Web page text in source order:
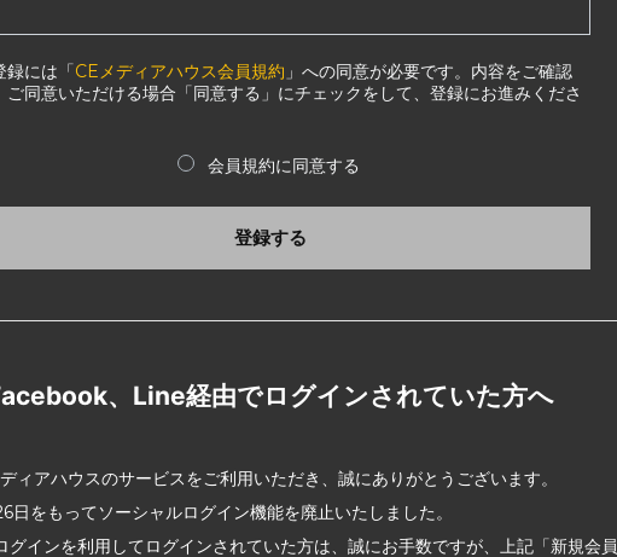
録には「CEメディアハウス会員規約 」への同意が必要です。内容をご確認
ご同意いただける場合「同意する」にチェックをして、登録にお進みくださ
会員規約に同意する
登録する
、Line経由でログインされていた方へ
ィアハウスのサービスをご利用いただき、誠にありがとうございます。
日をもってソーシャルログイン機能を廃止いたしました。
グインを利用してログインされていた方は、誠にお手数ですが、上記「新規会員